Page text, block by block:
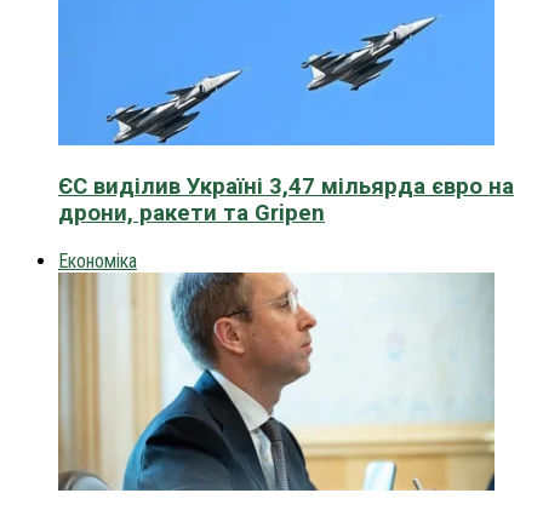
ЄС виділив Україні 3,47 мільярда євро на
дрони, ракети та Gripen
Економіка